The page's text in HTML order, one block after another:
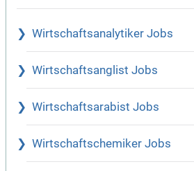
Wirtschaftsanalytiker Jobs
Wirtschaftsanglist Jobs
Wirtschaftsarabist Jobs
Wirtschaftschemiker Jobs